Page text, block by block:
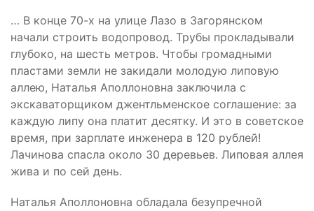
… В конце 70-х на улице Лазо в Загорянском
начали строить водопровод. Трубы прокладывали
глубоко, на шесть метров. Чтобы громадными
пластами земли не закидали молодую липовую
аллею, Наталья Аполлоновна заключила с
экскаваторщиком джентльменское соглашение: за
каждую липу она платит десятку. И это в советское
время, при зарплате инженера в 120 рублей!
Лачинова спасла около 30 деревьев. Липовая аллея
жива и по сей день.
Наталья Аполлоновна обладала безупречной